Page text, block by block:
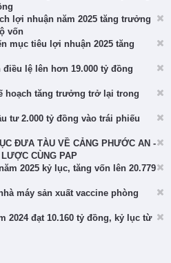
lợi nhuận năm 2025 tăng trưởng
vốn
mục tiêu lợi nhuận 2025 tăng
điều lệ lên hơn 19.000 tỷ đồng
hoạch tăng trưởng trở lại trong
tư 2.000 tỷ đồng vào trái phiếu
ĐƯA TÀU VỀ CẢNG PHƯỚC AN -
CÙNG PAP
2025 kỷ lục, tăng vốn lên 20.779
máy sản xuất vaccine phòng
2024 đạt 10.160 tỷ đồng, kỷ lục từ